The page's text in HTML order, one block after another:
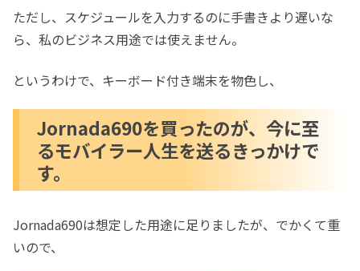
SLザウルスにも興味が移り、SHARP SL-
C700を買いました。
Willcom W-zero3は見逃せません。
これまで使ったスケジューラで一番良かっ
たClieをヤフオクで買い、
ただし、スケジュールを入力するのに手書きより遅いな
ら、私のビジネス用途では使えません。
というわけで、キーボード付き端末を物色し、
Jornada690を買ったのが、今に至
るモバイラー人生を送るきっかけで
す。
Jornada690は想定した用途に足りましたが、でかくて重
いので、